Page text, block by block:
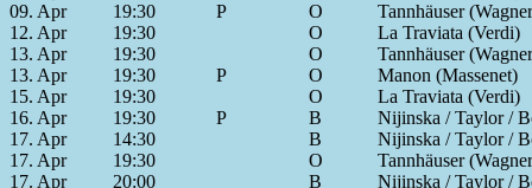
09. Apr
19:30 P O
Tannhäuser
12. Apr
19:30 O
La Traviata (Verdi)
13. Apr
19:30 O
Tannhäuser
13. Apr
19:30 P O
Manon (Massenet)
15. Apr
19:30 O
La Traviata (Verdi)
16. Apr
19:30 P B
Nijinska / Taylor /
17. Apr
14:30 B
Nijinska / Taylor /
17. Apr
19:30 O
Tannhäuser
17. Apr
20:00 B
Nijinska / Taylor /